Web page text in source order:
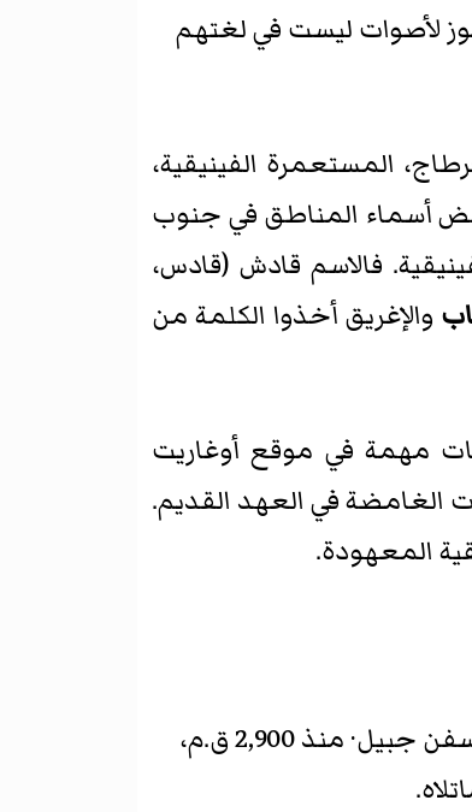
رموز لأصوات ليست في لغتهم
المستعمرة الفينيقية،
بعض أسماء المناطق في جنوب
فالاسم قادش (قادس،
والإغريق أخذوا الكلمة من
الإغريقية. ومنذ عام 1929م تمت اكتشافات مهمة في موقع أوغاريت
الغامضة في العهد القديم.
المعهودة.
كان الفينيقيون منذ بداية تاريخهم المعروف تُجارًا يركبون البحر ؛ وكان المصريون على علم ¸بسفن جبيل· منذ 2,900 ق.م،